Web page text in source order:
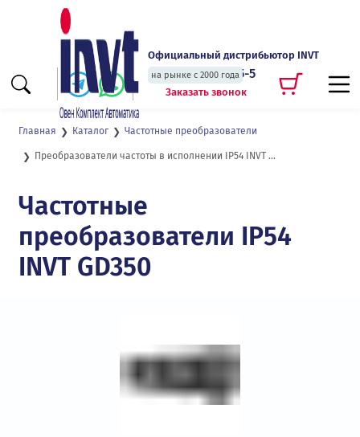
Официальный дистрибьютор INVT
на рынке с 2000 года
+7 (495) 135-135-5
Заказать звонок
Главная Каталог Частотные преобразователи
Преобразователи частоты в исполнении IP54 INVT GD350
Частотные
преобразователи IP54
INVT GD350